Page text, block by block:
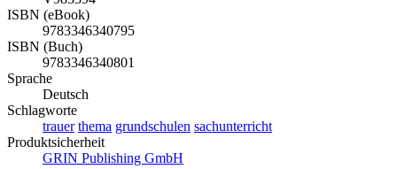
ISBN (eBook)
9783346340795
ISBN (Buch)
9783346340801
Sprache
Deutsch
Schlagworte
trauer thema grundschulen sachunterricht
Produktsicherheit
GRIN Publishing GmbH